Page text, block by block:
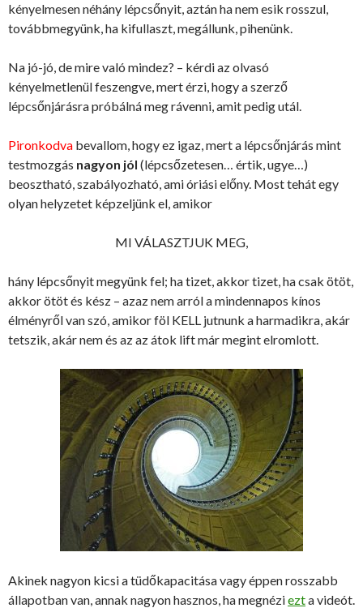
kényelmesen néhány lépcsőnyit, aztán ha nem esik rosszul,
továbbmegyünk, ha kifullaszt, megállunk, pihenünk.
Na jó-jó, de mire való mindez? – kérdi az olvasó
kényelmetlenül feszengve, mert érzi, hogy a szerző
lépcsőnjárásra próbálná meg rávenni, amit pedig utál.
Pironkodva bevallom, hogy ez igaz, mert a lépcsőnjárás mint
testmozgás nagyon jól (lépcsőzetesen… értik, ugye…)
beosztható, szabályozható, ami óriási előny. Most tehát egy
olyan helyzetet képzeljünk el, amikor
MI VÁLASZTJUK MEG,
hány lépcsőnyit megyünk fel; ha tizet, akkor tizet, ha csak ötöt,
akkor ötöt és kész – azaz nem arról a mindennapos kínos
élményről van szó, amikor föl KELL jutnunk a harmadikra, akár
tetszik, akár nem és az az átok lift már megint elromlott.
Akinek nagyon kicsi a tüdőkapacitása vagy éppen rosszabb
állapotban van, annak nagyon hasznos, ha megnéziezta videót.